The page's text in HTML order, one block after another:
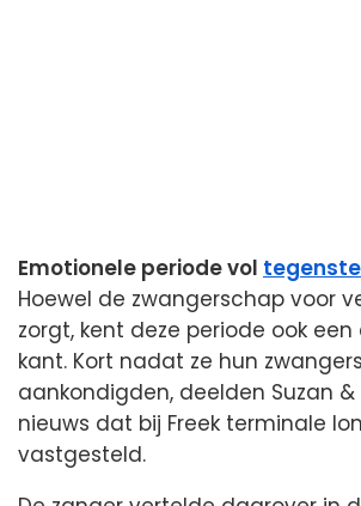
Emotionele periode vol
Hoewel de zwangerschap voor
zorgt, kent deze periode ook
kant. Kort nadat ze hun
aankondigden, deelden Suzan &
nieuws dat bij Freek terminale
vastgesteld.